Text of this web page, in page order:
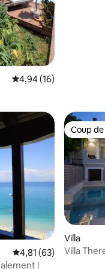
Évaluation moyenne
4,94 (16)
Évaluation moyenne
4,81 (63)
!
Coup
Coup
Villa
Villa